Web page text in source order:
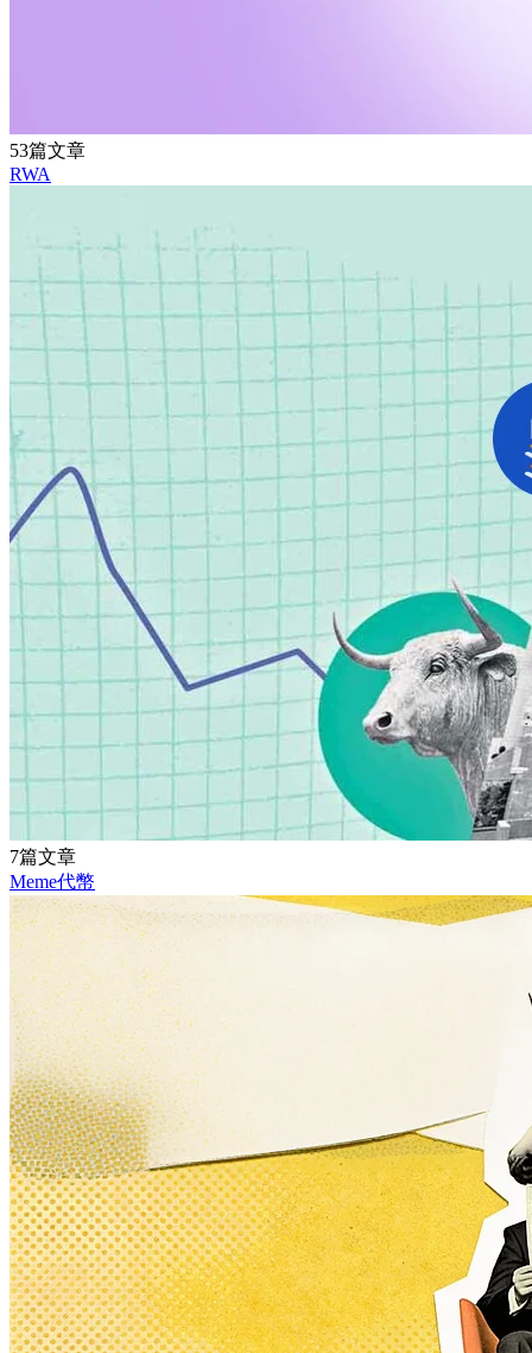
53篇文章
RWA
7篇文章
Meme代幣